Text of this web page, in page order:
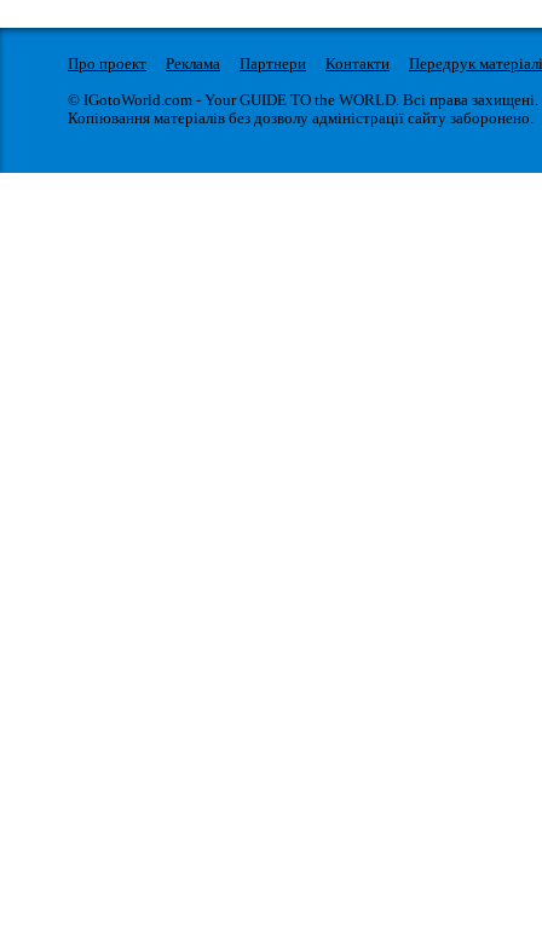
Про проект Реклама Партнери Контакти
Передрук
© IGotoWorld.com - Your GUIDE TO the WORLD. Всі права захищені.
Копіювання матеріалів без дозволу адміністрації сайту заборонено.